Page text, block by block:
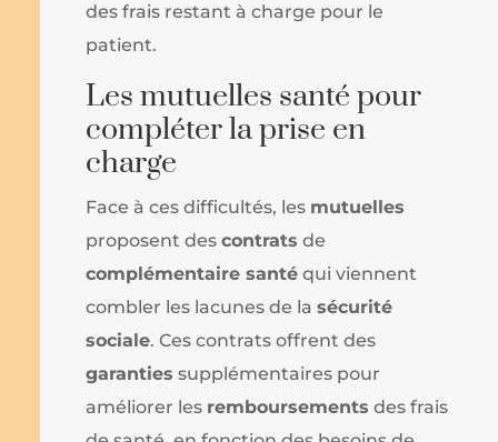
des frais restant à charge pour le
patient.
Les mutuelles santé pour
compléter la prise en
charge
Face à ces difficultés, les mutuelles
proposent descontrats de
complémentaire santé qui viennent
combler les lacunes de lasécurité
sociale. Ces contrats offrent des
garanties supplémentaires pour
améliorer les remboursements des frais